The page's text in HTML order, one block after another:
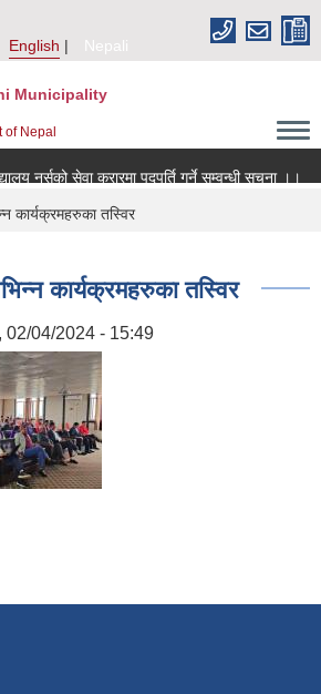
English
Nepali
Municipality
of Nepal
नर्सको सेवा करारमा पदपूर्ति गर्ने सम्वन्धी सूचना ।।
कार्यक्रमहरुका तस्विर
कार्यक्रमहरुका तस्विर
02/04/2024 - 15:49